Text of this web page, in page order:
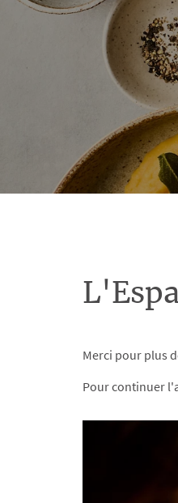
Merci pour plus
Pour continuer